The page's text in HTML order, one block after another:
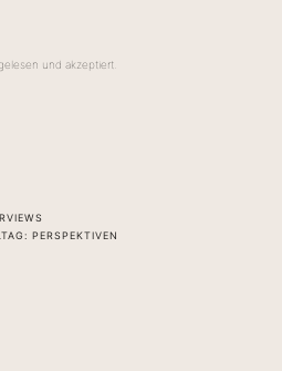
und akzeptiert.
PERSPEKTIVEN